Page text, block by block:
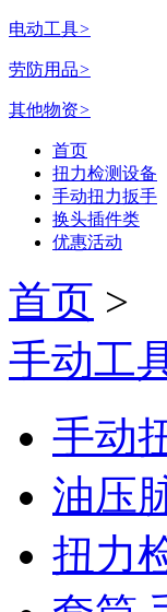
电动工具>
劳防用品>
其他物资>
首页
扭力检测设备
手动扭力扳手
换头插件类
优惠活动
首页 >
手动工
手动
油压
扭力